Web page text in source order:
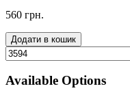
560 грн.
Додати в кошик
Available Options